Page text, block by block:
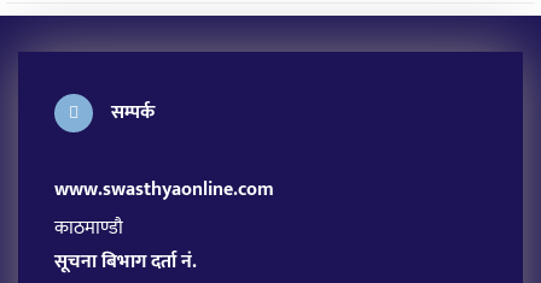
सम्पर्क
www.swasthyaonline.com
काठमाण्डौ
सूचना बिभाग दर्ता नं.